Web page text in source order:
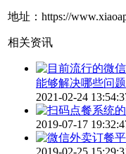
地址：https://
相关资讯
能够解决哪些问题
2021-02-24
2019-07-17
2019-02-25